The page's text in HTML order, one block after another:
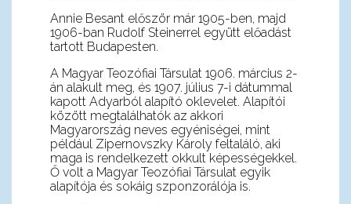
Annie Besant először már 1905-ben, majd
1906-ban Rudolf Steinerrel együtt előadást
tartott Budapesten.
A Magyar Teozófiai Társulat 1906. március 2-
án alakult meg, és 1907. július 7-i dátummal
kapott Adyarból alapító oklevelet. Alapítói
között megtalálhatók az akkori
Magyarország neves egyéniségei, mint
például Zipernovszky Károly feltaláló, aki
maga is rendelkezett okkult képességekkel.
Ő volt a Magyar Teozófiai Társulat egyik
alapítója és sokáig szponzorálója is.